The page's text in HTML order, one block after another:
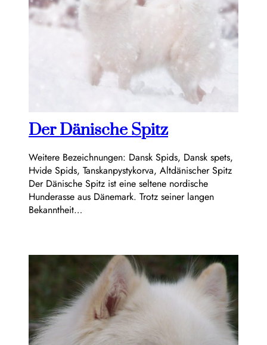
Der Dänische Spitz
Weitere Bezeichnungen: Dansk Spids, Dansk spets,
Hvide Spids, Tanskanpystykorva, Altdänischer Spitz
Der Dänische Spitz ist eine seltene nordische
Hunderasse aus Dänemark. Trotz seiner langen
Bekanntheit…